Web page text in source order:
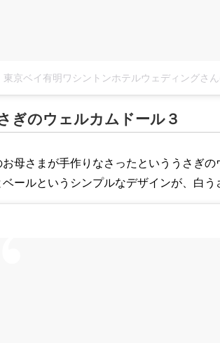
ぎのウェルカムドール３
母さまが手作りなさったといううさぎの
ールというシンプルなデザインが、白う